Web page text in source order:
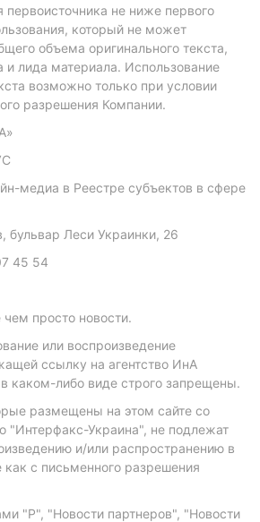
первоисточника не ниже первого
который не может
объема оригинального текста,
и лида материала. Использование
возможно только при условии
разрешения Компании.
медиа в Реестре субъектов в сфере
бульвар Леси Украинки, 26
45 54
просто новости.
или воспроизведение
ссылку на агентство ИнА
в каком-либо виде строго запрещены.
размещены на этом сайте со
"Интерфакс-Украина", не подлежат
и/или распространению в
с письменного разрешения
"Р", "Новости партнеров", "Новости